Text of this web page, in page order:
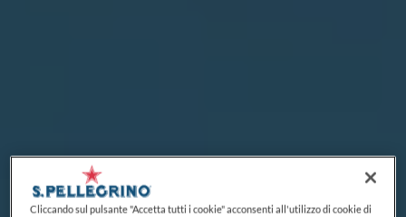
Cliccando sul pulsante "Accetta tutti i cookie" acconsenti all'utilizzo di cookie di